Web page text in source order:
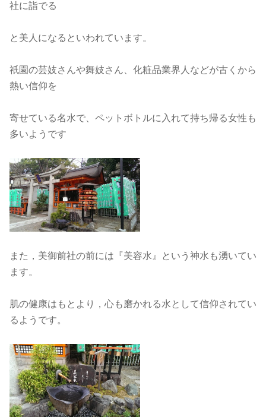
社に詣でる
と美人になるといわれています。
祇園の芸妓さんや舞妓さん、化粧品業界人などが古くから
熱い信仰を
寄せている名水で、ペットボトルに入れて持ち帰る女性も
多いようです
また，美御前社の前には『美容水』という神水も湧いてい
ます。
肌の健康はもとより，心も磨かれる水として信仰されてい
るようです。